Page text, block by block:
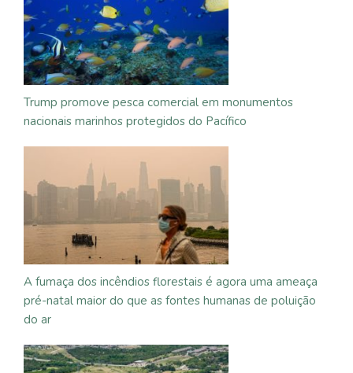
Trump promove pesca comercial em monumentos
nacionais marinhos protegidos do Pacífico
A fumaça dos incêndios florestais é agora uma ameaça
pré-natal maior do que as fontes humanas de poluição
do ar